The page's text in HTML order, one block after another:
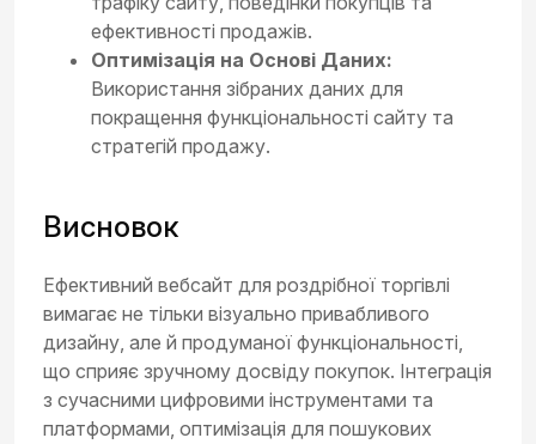
ефективності продажів.
Оптимізація на Основі Даних:
Використання зібраних даних для
покращення функціональності сайту та
стратегій продажу.
Висновок
Ефективний вебсайт для роздрібної торгівлі
вимагає не тільки візуально привабливого
дизайну, але й продуманої функціональності,
що сприяє зручному досвіду покупок. Інтеграція
з сучасними цифровими інструментами та
платформами, оптимізація для пошукових